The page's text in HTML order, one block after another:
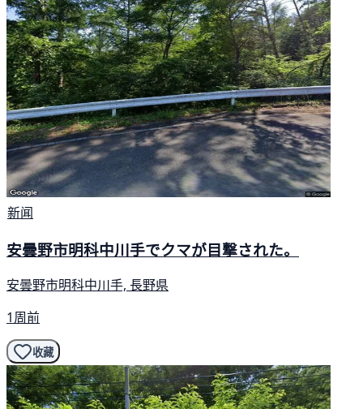
新闻
安曇野市明科中川手でクマが目撃された。
安曇野市明科中川手, 長野県
1周前
收藏